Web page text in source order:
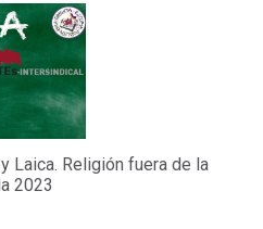
Laica. Religión fuera de la
2023